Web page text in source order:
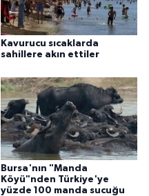
Kavurucu sıcaklarda
sahillere akın ettiler
Bursa'nın "Manda
Köyü"nden Türkiye'ye
yüzde 100 manda sucuğu